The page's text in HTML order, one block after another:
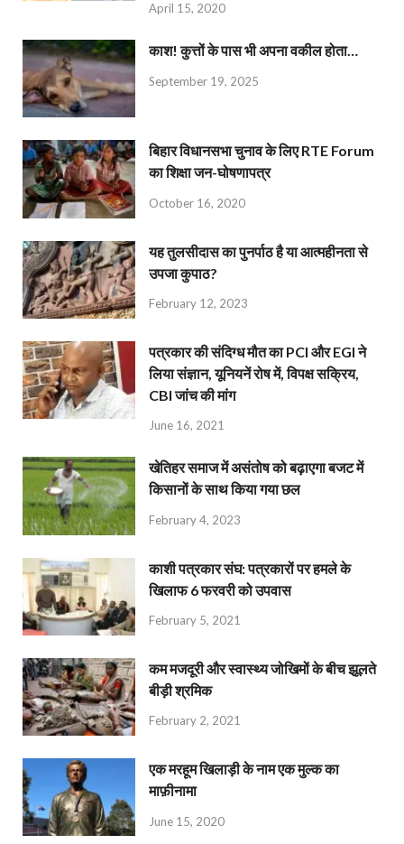
April 15, 2020
काश! कुत्तों के पास भी अपना वकील होता…
September 19, 2025
बिहार विधानसभा चुनाव के लिए RTE Forum
का शिक्षा जन-घोषणापत्र
October 16, 2020
यह तुलसीदास का पुनर्पाठ है या आत्महीनता से
उपजा कुपाठ?
February 12, 2023
पत्रकार की संदिग्ध मौत का PCI और EGI ने
लिया संज्ञान, यूनियनें रोष में, विपक्ष सक्रिय,
CBI जांच की मांग
June 16, 2021
खेतिहर समाज में असंतोष को बढ़ाएगा बजट में
किसानों के साथ किया गया छल
February 4, 2023
काशी पत्रकार संघ: पत्रकारों पर हमले के
खिलाफ 6 फरवरी को उपवास
February 5, 2021
कम मजदूरी और स्वास्थ्य जोखिमों के बीच झूलते
बीड़ी श्रमिक
February 2, 2021
एक मरहूम खिलाड़ी के नाम एक मुल्क का
माफ़ीनामा
June 15, 2020